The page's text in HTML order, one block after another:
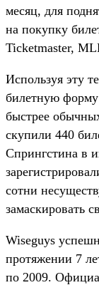
месяц, для
на покупку
Ticketmaster,
Используя эту
билетную форму
быстрее
скупили 440
Спрингстина в
сотни
замаскировать
Wiseguys
протяжении 7
по 2009.